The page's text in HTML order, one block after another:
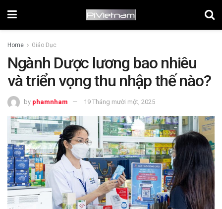
Home Giáo Dục
Ngành Dược lương bao nhiêu
và triển vọng thu nhập thế nào?
by phamnham 19 Tháng mười một, 2025